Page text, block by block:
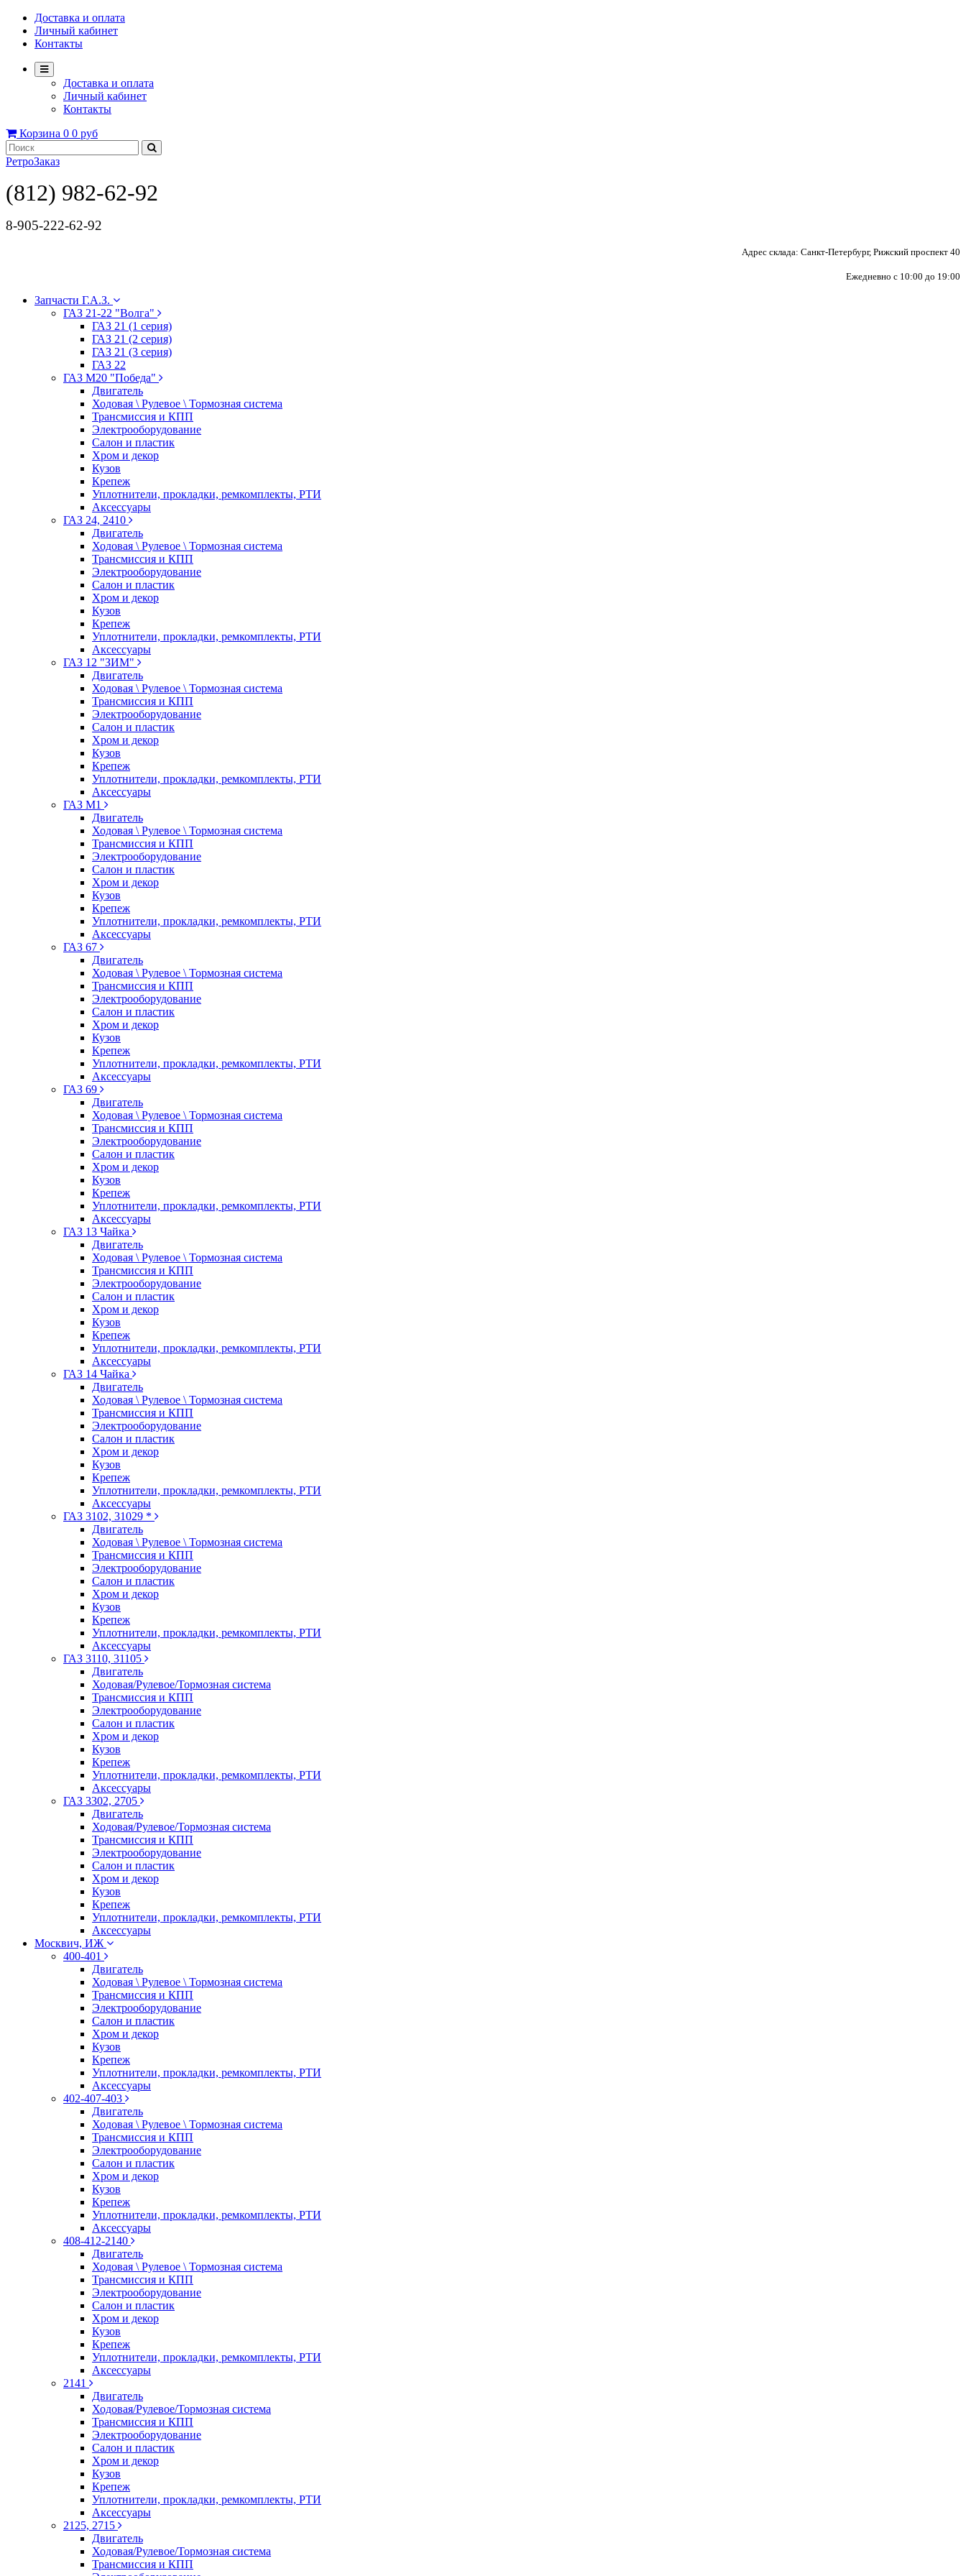
Доставка и оплата
Личный кабинет
Контакты
Доставка и оплата
Личный кабинет
Контакты
Корзина 0 0 руб
РетроЗаказ
(812) 982-62-92
8-905-222-62-92
Адрес склада: Санкт-Петербург, Рижский проспект 40
Ежедневно с 10:00 до 19:00
Запчасти Г.А.З.
ГАЗ 21-22 "Волга"
ГАЗ 21 (1 серия)
ГАЗ 21 (2 серия)
ГАЗ 21 (3 серия)
ГАЗ 22
ГАЗ М20 "Победа"
Двигатель
Ходовая \ Рулевое \ Тормозная система
Трансмиссия и КПП
Электрооборудование
Салон и пластик
Хром и декор
Кузов
Крепеж
Уплотнители, прокладки, ремкомплекты, РТИ
Аксессуары
ГАЗ 24, 2410
Двигатель
Ходовая \ Рулевое \ Тормозная система
Трансмиссия и КПП
Электрооборудование
Салон и пластик
Хром и декор
Кузов
Крепеж
Уплотнители, прокладки, ремкомплекты, РТИ
Аксессуары
ГАЗ 12 "ЗИМ"
Двигатель
Ходовая \ Рулевое \ Тормозная система
Трансмиссия и КПП
Электрооборудование
Салон и пластик
Хром и декор
Кузов
Крепеж
Уплотнители, прокладки, ремкомплекты, РТИ
Аксессуары
ГАЗ М1
Двигатель
Ходовая \ Рулевое \ Тормозная система
Трансмиссия и КПП
Электрооборудование
Салон и пластик
Хром и декор
Кузов
Крепеж
Уплотнители, прокладки, ремкомплекты, РТИ
Аксессуары
ГАЗ 67
Двигатель
Ходовая \ Рулевое \ Тормозная система
Трансмиссия и КПП
Электрооборудование
Салон и пластик
Хром и декор
Кузов
Крепеж
Уплотнители, прокладки, ремкомплекты, РТИ
Аксессуары
ГАЗ 69
Двигатель
Ходовая \ Рулевое \ Тормозная система
Трансмиссия и КПП
Электрооборудование
Салон и пластик
Хром и декор
Кузов
Крепеж
Уплотнители, прокладки, ремкомплекты, РТИ
Аксессуары
ГАЗ 13 Чайка
Двигатель
Ходовая \ Рулевое \ Тормозная система
Трансмиссия и КПП
Электрооборудование
Салон и пластик
Хром и декор
Кузов
Крепеж
Уплотнители, прокладки, ремкомплекты, РТИ
Аксессуары
ГАЗ 14 Чайка
Двигатель
Ходовая \ Рулевое \ Тормозная система
Трансмиссия и КПП
Электрооборудование
Салон и пластик
Хром и декор
Кузов
Крепеж
Уплотнители, прокладки, ремкомплекты, РТИ
Аксессуары
ГАЗ 3102, 31029 *
Двигатель
Ходовая \ Рулевое \ Тормозная система
Трансмиссия и КПП
Электрооборудование
Салон и пластик
Хром и декор
Кузов
Крепеж
Уплотнители, прокладки, ремкомплекты, РТИ
Аксессуары
ГАЗ 3110, 31105
Двигатель
Ходовая/Рулевое/Тормозная система
Трансмиссия и КПП
Электрооборудование
Салон и пластик
Хром и декор
Кузов
Крепеж
Уплотнители, прокладки, ремкомплекты, РТИ
Аксессуары
ГАЗ 3302, 2705
Двигатель
Ходовая/Рулевое/Тормозная система
Трансмиссия и КПП
Электрооборудование
Салон и пластик
Хром и декор
Кузов
Крепеж
Уплотнители, прокладки, ремкомплекты, РТИ
Аксессуары
Москвич, ИЖ
400-401
Двигатель
Ходовая \ Рулевое \ Тормозная система
Трансмиссия и КПП
Электрооборудование
Салон и пластик
Хром и декор
Кузов
Крепеж
Уплотнители, прокладки, ремкомплекты, РТИ
Аксессуары
402-407-403
Двигатель
Ходовая \ Рулевое \ Тормозная система
Трансмиссия и КПП
Электрооборудование
Салон и пластик
Хром и декор
Кузов
Крепеж
Уплотнители, прокладки, ремкомплекты, РТИ
Аксессуары
408-412-2140
Двигатель
Ходовая \ Рулевое \ Тормозная система
Трансмиссия и КПП
Электрооборудование
Салон и пластик
Хром и декор
Кузов
Крепеж
Уплотнители, прокладки, ремкомплекты, РТИ
Аксессуары
2141
Двигатель
Ходовая/Рулевое/Тормозная система
Трансмиссия и КПП
Электрооборудование
Салон и пластик
Хром и декор
Кузов
Крепеж
Уплотнители, прокладки, ремкомплекты, РТИ
Аксессуары
2125, 2715
Двигатель
Ходовая/Рулевое/Тормозная система
Трансмиссия и КПП